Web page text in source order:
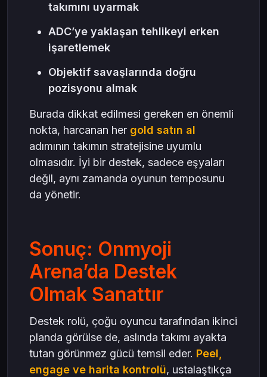
takımını uyarmak
ADC’ye yaklaşan tehlikeyi erken
işaretlemek
Objektif savaşlarında doğru
pozisyonu almak
Burada dikkat edilmesi gereken en önemli
nokta, harcanan her gold satın al
adımının takımın stratejisine uyumlu
olmasıdır. İyi bir destek, sadece eşyaları
değil, aynı zamanda oyunun temposunu
da yönetir.
Sonuç: Onmyoji
Arena’da Destek
Olmak Sanattır
Destek rolü, çoğu oyuncu tarafından ikinci
planda görülse de, aslında takımı ayakta
tutan görünmez gücü temsil eder. Peel,
engage ve harita kontrolü, ustalaştıkça